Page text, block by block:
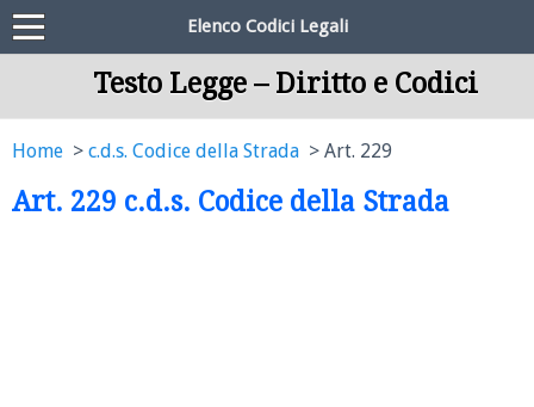
Elenco Codici Legali
Testo Legge – Diritto e Codici
Home c.d.s. Codice della Strada Art. 229
Art. 229 c.d.s. Codice della Strada